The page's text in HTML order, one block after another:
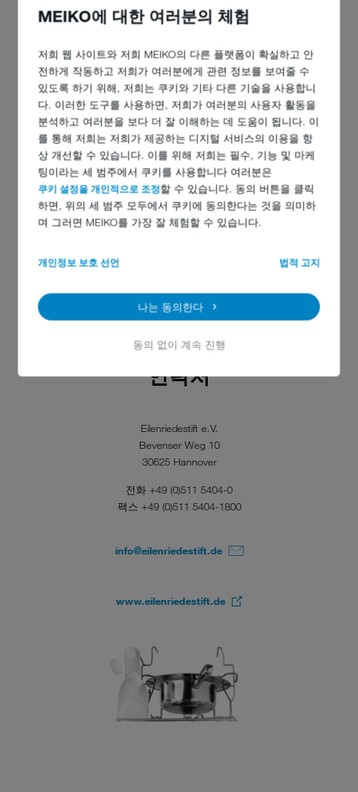
MEIKO에 대한 여러분의 체험
저희 웹 사이트와 저희 MEIKO의 다른 플랫폼이 확실하고 안
전하게 작동하고 저희가 여러분에게 관련 정보를 보여줄 수
있도록 하기 위해, 저희는 쿠키와 기타 다른 기술을 사용합니
다. 이러한 도구를 사용하면, 저희가 여러분의 사용자 활동을
분석하고 여러분을 보다 더 잘 이해하는 데 도움이 됩니다. 이
를 통해 저희는 저희가 제공하는 디지털 서비스의 이용을 항
상 개선할 수 있습니다. 이를 위해 저희는 필수, 기능 및 마케
팅이라는 세 범주에서 쿠키를 사용합니다 여러분은
쿠키 설정을 개인적으로 조정할 수 있습니다. 동의 버튼을 클릭
하면, 위의 세 범주 모두에서 쿠키에 동의한다는 것을 의미하
며 그러면 MEIKO를 가장 잘 체험할 수 있습니다.
개인정보 보호 선언 법적 고지
나는 동의한다
동의 없이 계속 진행
강력한 분쇄 메커니즘은 뼈, 홍합 껍데기, 갑각류
외껍질도 처리할 수 있습니다
새로운WasteStar CC음식쓰레기 처리 시스템은 하루에 900인분까
지 남은 음식과 찌꺼기를 처리할 수 있지만, 가정용 식기세척기와
유사하게 소형으로 출시됩니다. 또한, 접시를 비울 때, 실수로 나이
프나 포크가 음식쓰레기에 들어가면,WasteStar CC의 자기장 표면
이 나이프나 포크가 기계 속으로 들어가지 않도록 합니다. 강력한
분쇄 메커니즘은 뼈, 홍합 껍데기, 갑각류 외껍질도 처리할 수 있습
연락처
Eilenriedestift e.V.
Bevenser Weg 10
30625 Hannover
전화 +49 (0)511 5404-0
팩스 +49 (0)511 5404-1800
info@eilenriedestift.de
www.eilenriedestift.de